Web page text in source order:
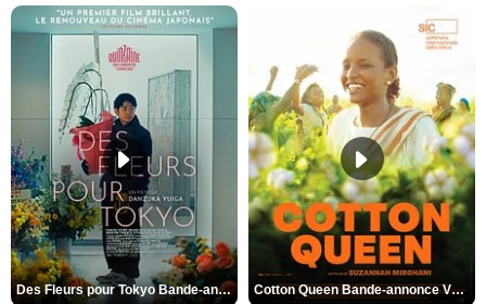
Des Fleurs pour Tokyo Bande-annonce VO STFR Cotton Queen Bande-annonce VO STFR